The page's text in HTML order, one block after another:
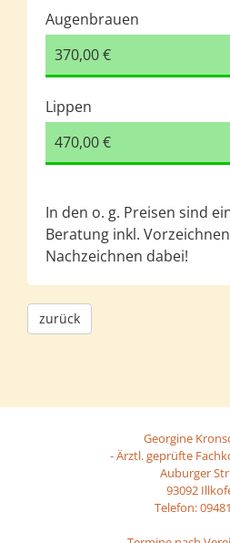
Augenbrauen
370,00 €
Lippen
470,00 €
In den o. g. Preisen sind
Beratung inkl.
Nachzeichnen dabei!
zurück
Georgine
- Ärztl. geprüfte
Auburger
93092
Telefon: